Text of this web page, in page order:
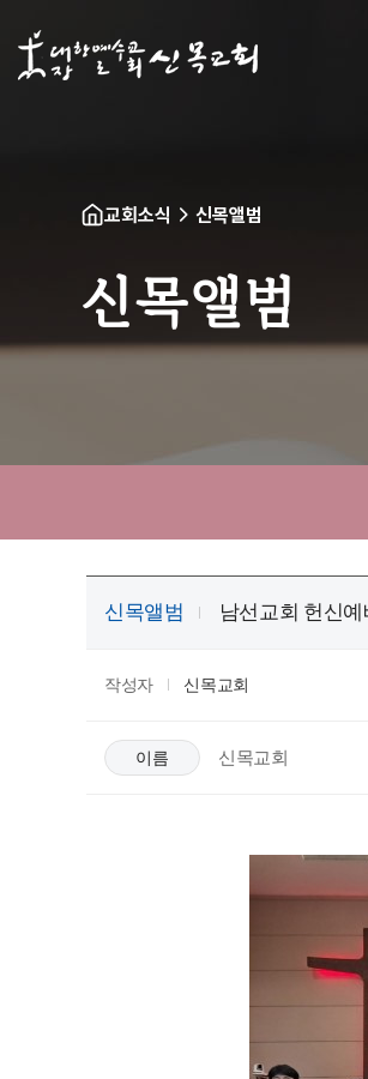
교회소식 신목앨범
신목앨범
신목앨범 남선교회 헌신예
작성자 신목교회
이름 신목교회